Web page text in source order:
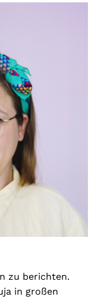
zu berichten.
in großen